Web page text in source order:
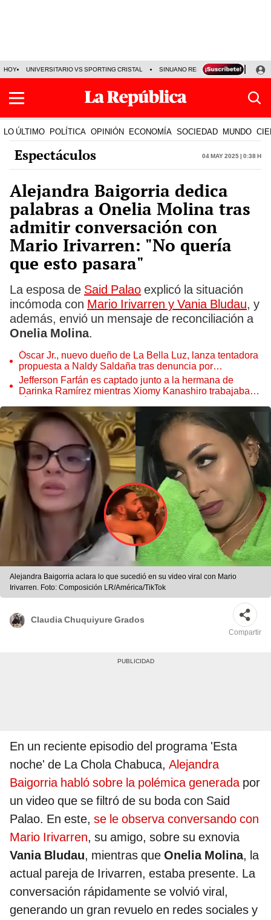
HOY UNIVERSITARIO VS SPORTING CRISTAL SINUANO RESULTADOS HOY
LO ÚLTIMO POLÍTICA OPINIÓN ECONOMÍA SOCIEDAD MUNDO
Espectáculos 04 May 2025 | 0:38 h
Alejandra Baigorria dedica
palabras a Onelia Molina tras
admitir conversación con
Mario Irivarren: "No quería
que esto pasara"
La esposa de Said Palao explicó la situación
incómoda con Mario Irivarren y Vania Bludau, y
además, envió un mensaje de reconciliación a
Onelia Molina.
Óscar Jr., nuevo dueño de La Bella Luz, lanza tentadora
propuesta a Naldy Saldaña tras denuncia por
tocamientos
Jefferson Farfán es captado junto a la hermana de
Darinka Ramírez mientras Xiomy Kanashiro trabajaba:
Alejandra Baigorria aclara lo que sucedió en su video viral con Mario
Irivarren. Foto: Composición LR/América/TikTok
Claudia Chuquiyure Grados
Compartir
En un reciente episodio del programa 'Esta
noche' de La Chola Chabuca, Alejandra
Baigorria habló sobre la polémica generadapor
un video que se filtró de su boda con Said
Palao. En este, se le observa conversando con
Mario Irivarren, su amigo, sobre su exnovia
Vania Bludau, mientras que Onelia Molina, la
actual pareja de Irivarren, estaba presente. La
conversación rápidamente se volvió viral,
generando un gran revuelo en redes sociales y